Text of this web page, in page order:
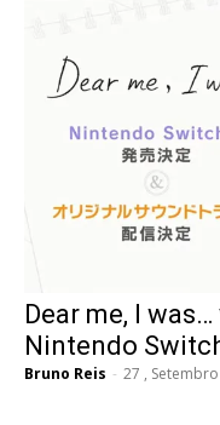
Dear me, I
Nintendo
Bruno Reis - 27 ,